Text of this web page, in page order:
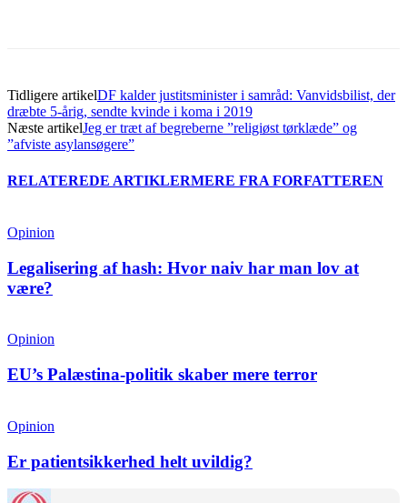
Tidligere artikelDF kalder justitsminister i samråd: Vanvidsbilist, der
dræbte 5-årig, sendte kvinde i koma i 2019
Næste artikelJeg er træt af begreberne ”religiøst tørklæde” og
”afviste asylansøgere”
RELATEREDE ARTIKLERMERE FRA FORFATTEREN
Opinion
Legalisering af hash: Hvor naiv har man lov at
være?
Opinion
EU’s Palæstina-politik skaber mere terror
Opinion
Er patientsikkerhed helt uvildig?